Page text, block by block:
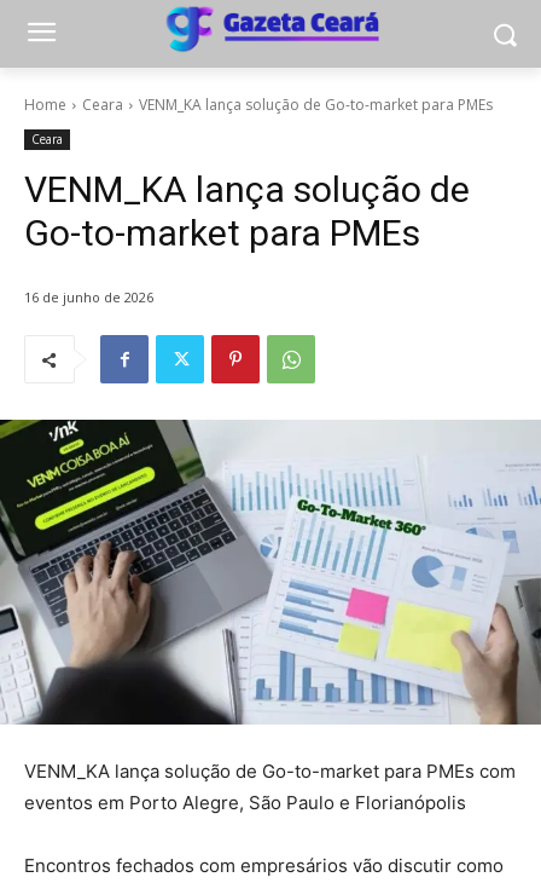
Home Ceara VENM_KA lança solução de Go-to-market para PMEs
Ceara
VENM_KA lança solução de
Go-to-market para PMEs
16 de junho de 2026
VENM_KA lança solução de Go-to-market para PMEs com
eventos em Porto Alegre, São Paulo e Florianópolis
Encontros fechados com empresários vão discutir como